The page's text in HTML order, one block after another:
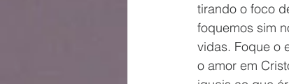
tirando o foco
foquemos sim
vidas. Foque o
o amor em